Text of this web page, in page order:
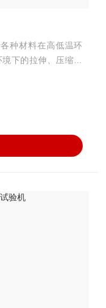
种材料在高低温环
下的拉伸、压缩、
高压环境可设置、
现联合控制加载测
的性能试验。